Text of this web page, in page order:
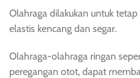
Olahraga dilakukan untuk
elastis kencang dan segar.
Olahraga-olahraga ringan
peregangan otot, dapat